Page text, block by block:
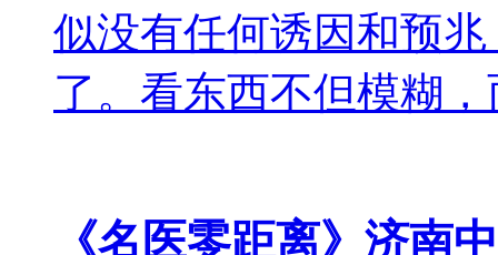
似没有任何诱因和预
了。看东西不但模糊，
《名医零距离》济南